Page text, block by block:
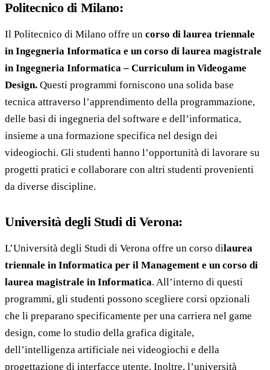
Politecnico di Milano:
Il Politecnico di Milano offre un corso di laurea triennale
in Ingegneria Informatica e un corso di laurea magistrale
in Ingegneria Informatica – Curriculum in Videogame
Design. Questi programmi forniscono una solida base
tecnica attraverso l’apprendimento della programmazione,
delle basi di ingegneria del software e dell’informatica,
insieme a una formazione specifica nel design dei
videogiochi. Gli studenti hanno l’opportunità di lavorare su
progetti pratici e collaborare con altri studenti provenienti
da diverse discipline.
Università degli Studi di Verona:
L’Università degli Studi di Verona offre un corso dilaurea
triennale in Informatica per il Management e un corso di
laurea magistrale in Informatica. All’interno di questi
programmi, gli studenti possono scegliere corsi opzionali
che li preparano specificamente per una carriera nel game
design, come lo studio della grafica digitale,
dell’intelligenza artificiale nei videogiochi e della
progettazione di interfacce utente. Inoltre, l’università